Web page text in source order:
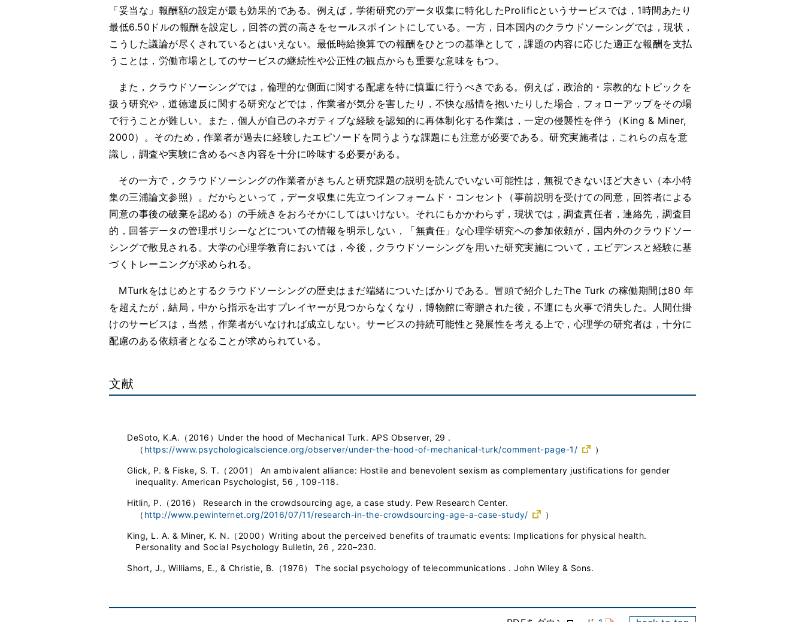
「妥当な」報酬額の設定が最も効果的である。例えば，学術研究のデータ収集に特化したProlificというサービスでは，1時間あたり
最低6.50ドルの報酬を設定し，回答の質の高さをセールスポイントにしている。一方，日本国内のクラウドソーシングでは，現状，
こうした議論が尽くされているとはいえない。最低時給換算での報酬をひとつの基準として，課題の内容に応じた適正な報酬を支払
うことは，労働市場としてのサービスの継続性や公正性の観点からも重要な意味をもつ。
また，クラウドソーシングでは，倫理的な側面に関する配慮を特に慎重に行うべきである。例えば，政治的・宗教的なトピックを
扱う研究や，道徳違反に関する研究などでは，作業者が気分を害したり，不快な感情を抱いたりした場合，フォローアップをその場
で行うことが難しい。また，個人が自己のネガティブな経験を認知的に再体制化する作業は，一定の侵襲性を伴う（King & Miner,
2000）。そのため，作業者が過去に経験したエピソードを問うような課題にも注意が必要である。研究実施者は，これらの点を意
識し，調査や実験に含めるべき内容を十分に吟味する必要がある。
その一方で，クラウドソーシングの作業者がきちんと研究課題の説明を読んでいない可能性は，無視できないほど大きい（本小特
集の三浦論文参照）。だからといって，データ収集に先立つインフォームド・コンセント（事前説明を受けての同意，回答者による
同意の事後の破棄を認める）の手続きをおろそかにしてはいけない。それにもかかわらず，現状では，調査責任者，連絡先，調査目
的，回答データの管理ポリシーなどについての情報を明示しない，「無責任」な心理学研究への参加依頼が，国内外のクラウドソー
シングで散見される。大学の心理学教育においては，今後，クラウドソーシングを用いた研究実施について，エビデンスと経験に基
づくトレーニングが求められる。
MTurkをはじめとするクラウドソーシングの歴史はまだ端緒についたばかりである。冒頭で紹介したThe Turk の稼働期間は80 年
を超えたが，結局，中から指示を出すプレイヤーが見つからなくなり，博物館に寄贈された後，不運にも火事で消失した。人間仕掛
けのサービスは，当然，作業者がいなければ成立しない。サービスの持続可能性と発展性を考える上で，心理学の研究者は，十分に
配慮のある依頼者となることが求められている。
文献
DeSoto, K.A.（2016）Under the hood of Mechanical Turk. APS Observer, 29 .
（ https://www.psychologicalscience.org/observer/under-the-hood-of-mechanical-turk/comment-page-1/ ）
Glick, P. & Fiske, S. T.（2001） An ambivalent alliance: Hostile and benevolent sexism as complementary justifications for gender
inequality. American Psychologist, 56 , 109-118.
Hitlin, P.（2016） Research in the crowdsourcing age, a case study. Pew Research Center.
（ http://www.pewinternet.org/2016/07/11/research-in-the-crowdsourcing-age-a-case-study/ ）
King, L. A. & Miner, K. N.（2000）Writing about the perceived benefits of traumatic events: Implications for physical health.
Personality and Social Psychology Bulletin, 26 , 220–230.
Short, J., Williams, E., & Christie, B.（1976） The social psychology of telecommunications . John Wiley & Sons.